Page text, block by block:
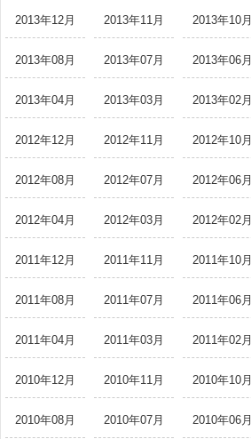
2013年12月 2013年11月 2013年10月
2013年08月 2013年07月 2013年06月
2013年04月 2013年03月 2013年02月
2012年12月 2012年11月 2012年10月
2012年08月 2012年07月 2012年06月
2012年04月 2012年03月 2012年02月
2011年12月 2011年11月 2011年10月
2011年08月 2011年07月 2011年06月
2011年04月 2011年03月 2011年02月
2010年12月 2010年11月 2010年10月
2010年08月 2010年07月 2010年06月